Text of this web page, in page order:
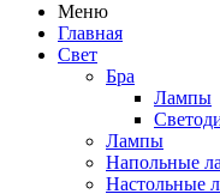
Меню
Главная
Свет
Бра
Лампы
Лампы
Напольные
Настольные